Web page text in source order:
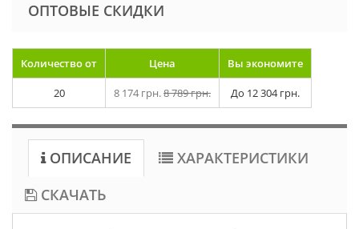
ОПТОВЫЕ СКИДКИ
Количество от Цена Вы экономите
20 8 174 грн.8 789 грн. До 12 304 грн.
ОПИСАНИЕ
ХАРАКТЕРИСТИКИ
СКАЧАТЬ